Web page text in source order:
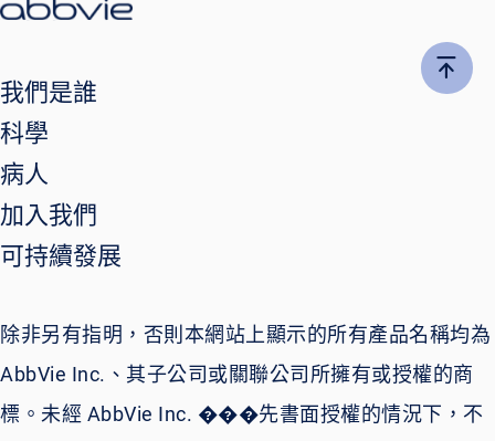
我們是誰
科學
病人
加入我們
可持續發展
除非另有指明，否則本網站上顯示的所有產品名稱均為
AbbVie Inc.、其子公司或關聯公司所擁有或授權的商
標。未經 AbbVie Inc. ���先書面授權的情況下，不